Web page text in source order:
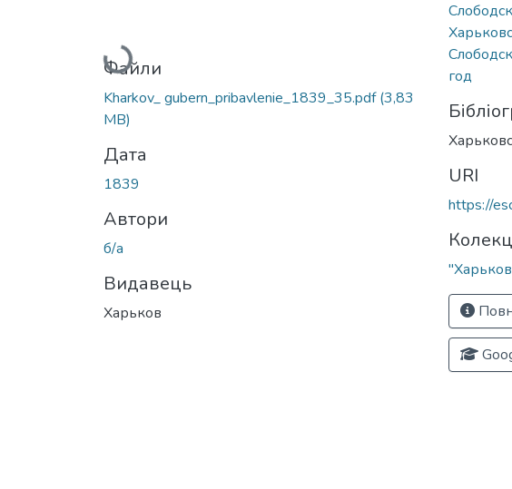
Вантажиться...
Файли
Kharkov_ gubern_pribavlenie_1839_35.pdf(3,83
MB)
Дата
1839
Автори
б/а
Видавець
Харьков
год
URI
https://